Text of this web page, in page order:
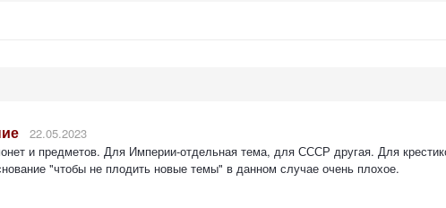
22.05.2023
и предметов. Для Империи-отдельная тема, для СССР другая. Для
"чтобы не плодить новые темы" в данном случае очень плохое.